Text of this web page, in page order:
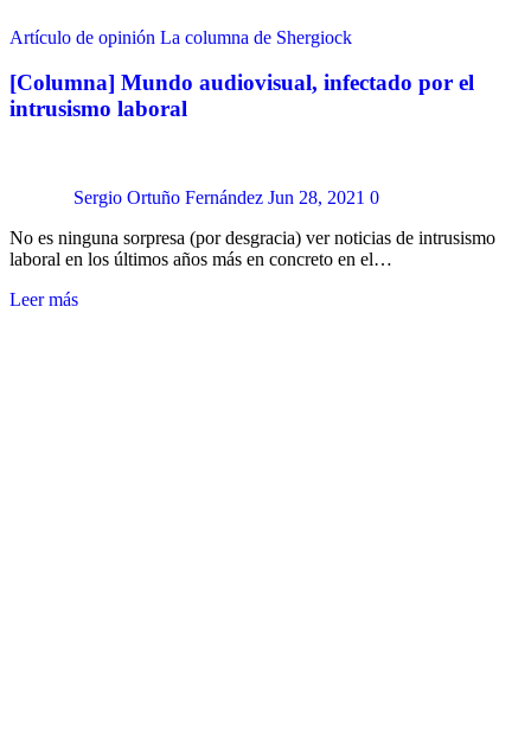
Artículo de opinión La columna de Shergiock
[Columna] Mundo audiovisual, infectado por el
intrusismo laboral
Sergio Ortuño Fernández Jun 28, 2021 0
No es ninguna sorpresa (por desgracia) ver noticias de intrusismo
laboral en los últimos años más en concreto en el…
Leer más